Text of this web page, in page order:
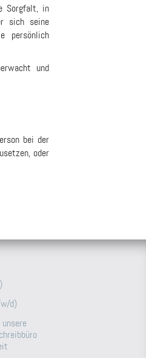
Sorgfalt, in
sich seine
persönlich
und
bei der
oder
d)